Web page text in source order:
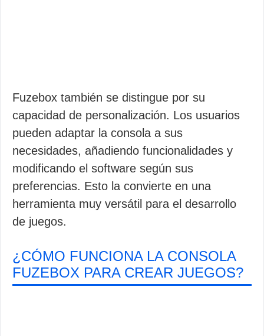
Fuzebox también se distingue por su
capacidad de personalización. Los usuarios
pueden adaptar la consola a sus
necesidades, añadiendo funcionalidades y
modificando el software según sus
preferencias. Esto la convierte en una
herramienta muy versátil para el desarrollo
de juegos.
¿CÓMO FUNCIONA LA CONSOLA
FUZEBOX PARA CREAR JUEGOS?